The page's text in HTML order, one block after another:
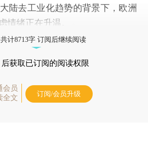
陆去工业化趋势的背景下，欧洲
情绪正在升温。
计8713字 订阅后继续阅读
后获取已订阅的阅读权限
会员
全文
订阅/会员升级